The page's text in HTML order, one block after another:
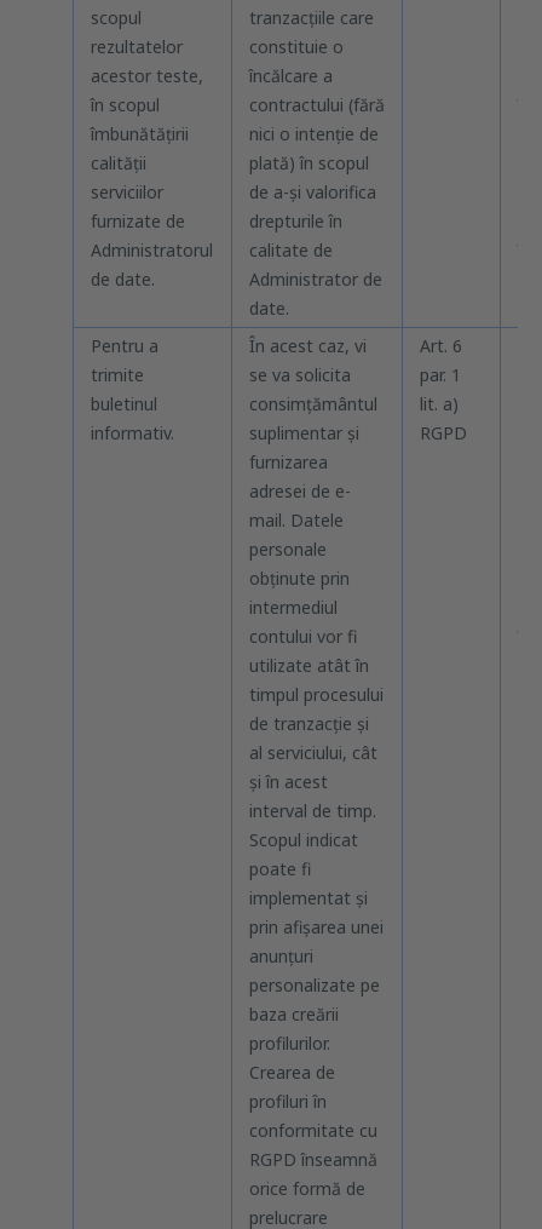
scopul
rezultatelor
acestor teste,
în scopul
îmbunătățirii
calității
serviciilor
furnizate de
Administratorul
de date.
tranzacțiile care
constituie o
încălcare a
contractului (fără
nici o intenție de
plată) în scopul
de a-și valorifica
drepturile în
calitate de
Administrator de
date.
Pentru a
trimite
buletinul
informativ.
În acest caz, vi
se va solicita
consimțământul
suplimentar și
furnizarea
adresei de e-
mail. Datele
personale
obținute prin
intermediul
contului vor fi
utilizate atât în
timpul procesului
de tranzacție și
al serviciului, cât
și în acest
interval de timp.
Scopul indicat
poate fi
implementat și
prin afișarea unei
anunțuri
personalizate pe
baza creării
profilurilor.
Crearea de
profiluri în
conformitate cu
RGPD înseamnă
orice formă de
prelucrare
Art. 6
par. 1
lit. a)
RGPD